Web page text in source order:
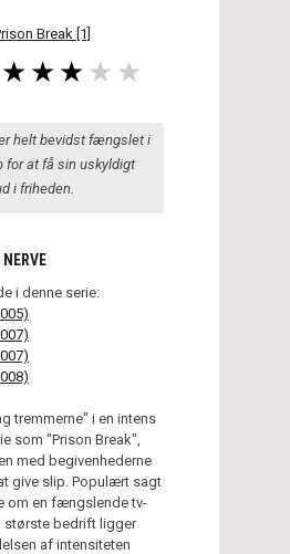
Break [1]
helt bevidst fængslet i
at få sin uskyldigt
i friheden.
i denne serie:
tremmerne" i en intens
som "Prison Break",
med begivenhederne
give slip. Populært sagt
om en fængslende tv-
største bedrift ligger
af intensiteten